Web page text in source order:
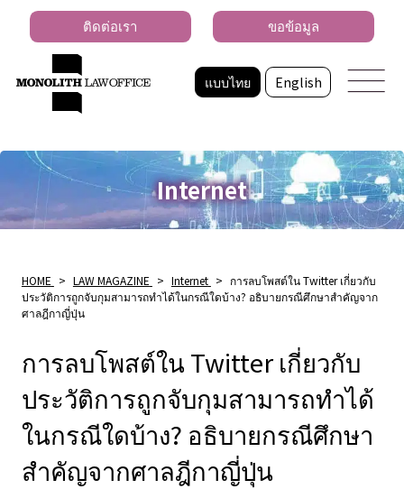
แบบไทย English
ติดต่อเรา ขอข้อมูล
Internet
HOME > LAW MAGAZINE > Internet > การลบโพสต์ใน Twitter เกี่ยวกับ
ประวัติการถูกจับกุมสามารถทําได้ในกรณีใดบ้าง? อธิบายกรณีศึกษาสําคัญจาก
ศาลฎีกาญี่ปุ่น
การลบโพสต์ใน Twitter เกี่ยวกับ
ประวัติการถูกจับกุมสามารถทําได้
ในกรณีใดบ้าง? อธิบายกรณีศึกษา
สําคัญจากศาลฎีกาญี่ปุ่น